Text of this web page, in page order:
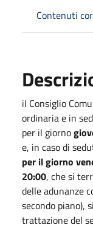
Contenuti
il Consiglio
ordinaria e in
per il giorno
e, in caso di
per il giorno
20:00, che si
delle adunanze
secondo piano),
trattazione del